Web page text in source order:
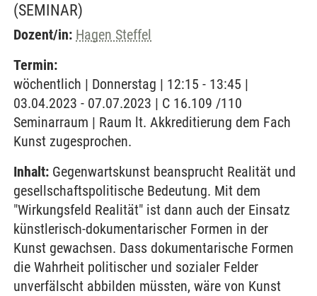
(SEMINAR)
Dozent/in: Hagen Steffel
Termin:
wöchentlich | Donnerstag | 12:15 - 13:45 |
03.04.2023 - 07.07.2023 | C 16.109 /110
Seminarraum | Raum lt. Akkreditierung dem Fach
Kunst zugesprochen.
Inhalt: Gegenwartskunst beansprucht Realität und
gesellschaftspolitische Bedeutung. Mit dem
"Wirkungsfeld Realität" ist dann auch der Einsatz
künstlerisch-dokumentarischer Formen in der
Kunst gewachsen. Dass dokumentarische Formen
die Wahrheit politischer und sozialer Felder
unverfälscht abbilden müssten, wäre von Kunst